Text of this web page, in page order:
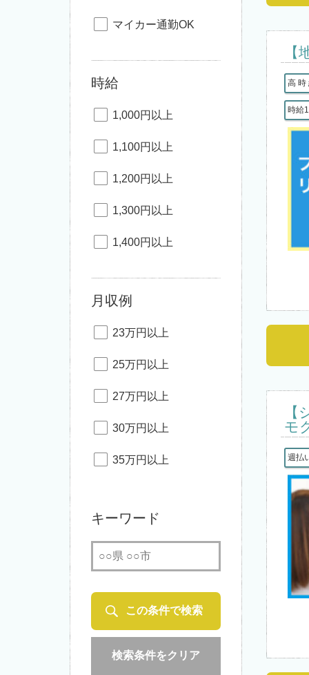
マイカー通勤OK
時給
1,000円以上
1,100円以上
1,200円以上
1,300円以上
1,400円以上
月収例
23万円以上
25万円以上
27万円以上
30万円以上
35万円以上
キーワード
高 時
時給
モ
週払